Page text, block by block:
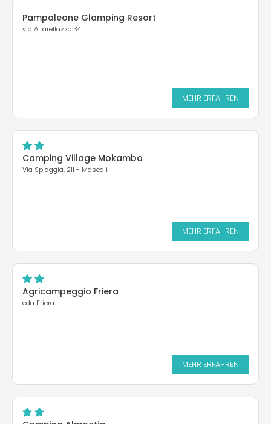
Pampaleone Glamping Resort
via Altarellazzo 34
MEHR ERFAHREN
Camping Village Mokambo
Via Spiaggia, 211 - Mascali
MEHR ERFAHREN
Agricampeggio Friera
cda Friera
MEHR ERFAHREN